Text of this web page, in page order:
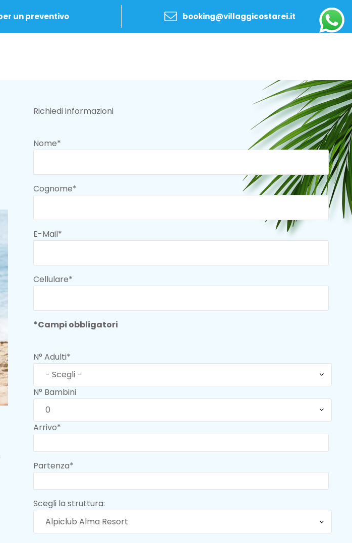
un preventivo booking@villaggicostarei.it
Richiedi informazioni
Nome*
Cognome*
E-Mail*
Cellulare*
*Campi obbligatori
N° Adulti*
N° Bambini
Arrivo*
Partenza*
Scegli la struttura: